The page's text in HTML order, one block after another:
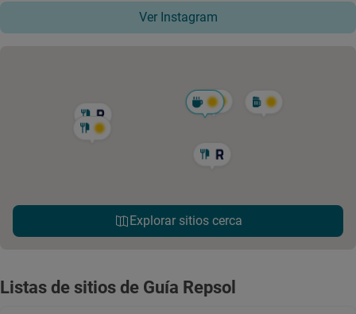
Ver Instagram
Explorar sitios cerca
Listas de sitios de Guía Repsol